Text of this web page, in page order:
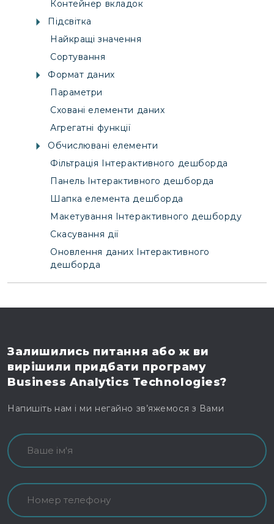
Контейнер вкладок
Підсвітка
Найкращі значення
Сортування
Формат даних
Параметри
Сховані елементи даних
Агрегатні функції
Обчислювані елементи
Фільтрація Інтерактивного дешборда
Панель Інтерактивного дешборда
Шапка елемента дешборда
Макетування Інтерактивного дешборду
Скасування дії
Оновлення даних Інтерактивного
дешборда
Залишились питання або ж ви
вирішили придбати програму
Business Analytics Technologies?
Напишіть нам і ми негайно зв’яжемося з Вами